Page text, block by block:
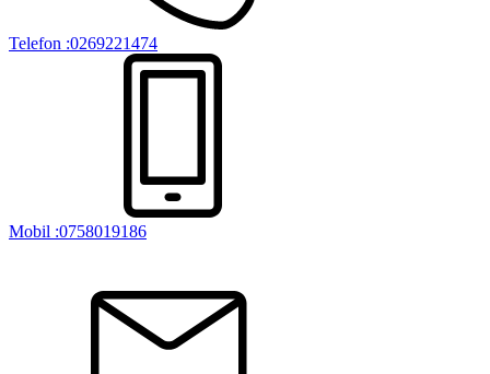
Telefon :0269221474
Mobil :0758019186